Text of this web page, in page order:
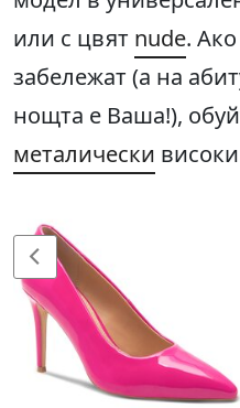
или с цвят nude.
забележат (а на
нощта е Ваша!),
металически